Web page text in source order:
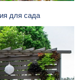
для сада